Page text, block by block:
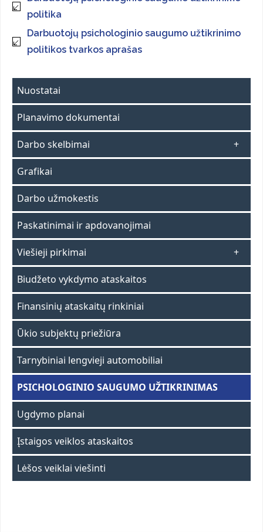
politika
Darbuotojų psichologinio saugumo užtikrinimo
politikos tvarkos aprašas
Nuostatai
Planavimo dokumentai
Darbo skelbimai
Grafikai
Darbo užmokestis
Paskatinimai ir apdovanojimai
Viešieji pirkimai
Biudžeto vykdymo ataskaitos
Finansinių ataskaitų rinkiniai
Ūkio subjektų priežiūra
Tarnybiniai lengvieji automobiliai
PSICHOLOGINIO SAUGUMO UŽTIKRINIMAS
Ugdymo planai
Įstaigos veiklos ataskaitos
Lėšos veiklai viešinti